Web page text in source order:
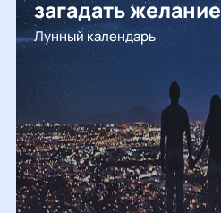
загадать желание
Лунный календарь